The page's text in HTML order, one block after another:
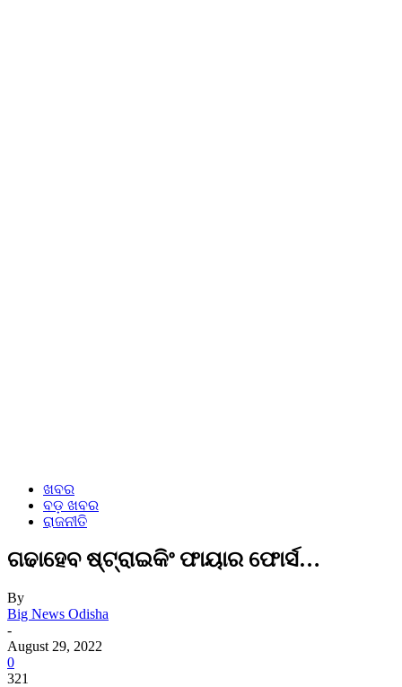
ଖବର
ବଡ଼ ଖବର
ରାଜନୀତି
ଗଢାହେବ ଷ୍ଟ୍ରାଇକିଂ ଫାୟାର ଫୋର୍ସ…
By
Big News Odisha
-
August 29, 2022
0
321